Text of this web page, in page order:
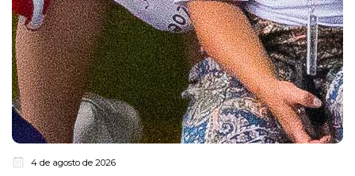
4 de agosto de 2026